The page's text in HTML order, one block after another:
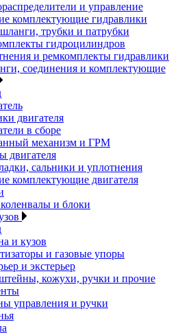
и управление
комплектующие гидравлики
трубки и патрубки
гидроцилиндров
и ремкомплекты гидравлики
соединения и комплектующие
двигателя
в сборе
механизм и ГРМ
двигателя
сальники и уплотнения
комплектующие двигателя
и блоки
и кузов
и газовые упоры
и экстерьер
кожухи, ручки и прочие
управления и ручки